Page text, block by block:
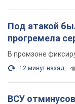
Под атакой
прогремела
В промзоне
12 минут назад
ВСУ